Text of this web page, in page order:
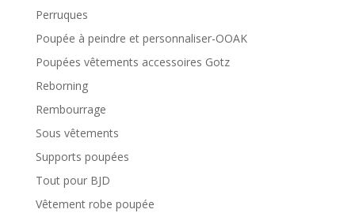
Perruques
Poupée à peindre et personnaliser-OOAK
Poupées vêtements accessoires Gotz
Reborning
Rembourrage
Sous vêtements
Supports poupées
Tout pour BJD
Vêtement robe poupée